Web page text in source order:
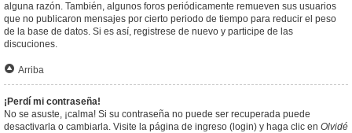
alguna razón. También, algunos foros periódicamente remueven sus usuarios
que no publicaron mensajes por cierto periodo de tiempo para reducir el peso
de la base de datos. Si es así, registrese de nuevo y participe de las
discuciones.
Arriba
¡Perdí mi contraseña!
No se asuste, ¡calma! Si su contraseña no puede ser recuperada puede
desactivarla o cambiarla. Visite la página de ingreso (login) y haga clic en Olvidé